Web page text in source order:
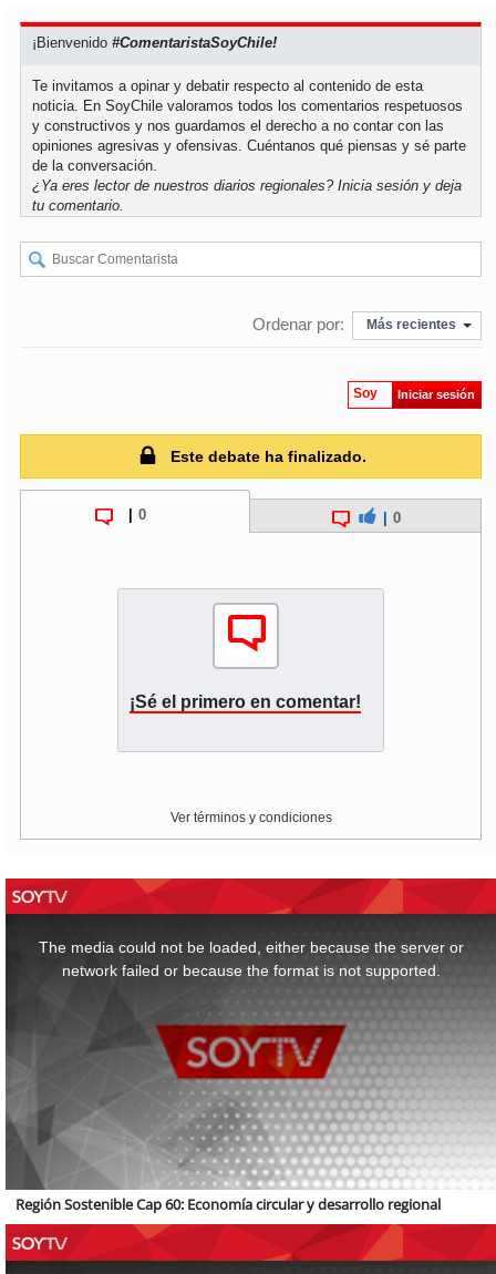
soychiloé
¡Bienvenido#ComentaristaSoyChile!
Te invitamos a opinar y debatir respecto al contenido de esta
noticia. En SoyChile valoramos todos los comentarios respetuosos
y constructivos y nos guardamos el derecho a no contar con las
opiniones agresivas y ofensivas. Cuéntanos qué piensas y sé parte
de la conversación.
¿Ya eres lector de nuestros diarios regionales?Inicia sesión y deja
tu comentario.
Ordenar por: Más recientes
Soy Iniciar sesión
Este debate ha finalizado.
0 0
¡Sé el primero en comentar!
Ver términos y condiciones
The media could not be loaded, either because the server or
network failed or because the format is not supported.
Región Sostenible Cap 60: Economía circular y desarrollo regional